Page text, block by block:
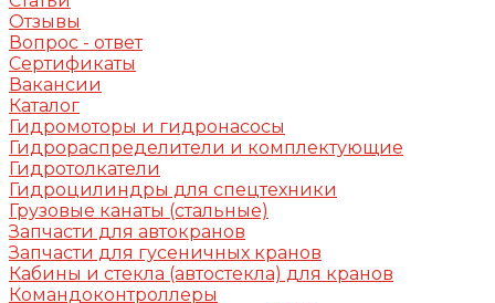
Отзывы
Вопрос - ответ
Сертификаты
Вакансии
Каталог
Гидромоторы и гидронасосы
Гидрораспределители и комплектующие
Гидротолкатели
Гидроцилиндры для спецтехники
Грузовые канаты (стальные)
Запчасти для автокранов
Запчасти для гусеничных кранов
Кабины и стекла (автостекла) для кранов
Командоконтроллеры